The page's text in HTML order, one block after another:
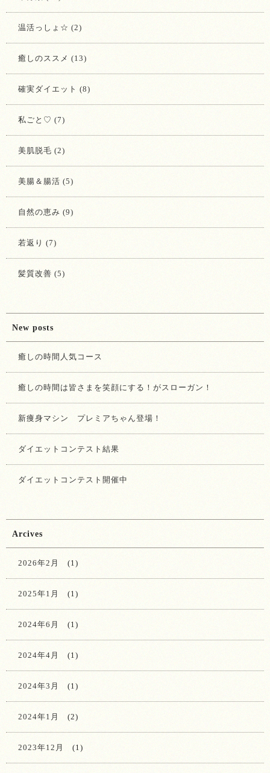
温活っしょ☆ (2)
癒しのススメ (13)
確実ダイエット (8)
私ごと♡ (7)
美肌脱毛 (2)
美腸＆腸活 (5)
自然の恵み (9)
若返り (7)
髪質改善 (5)
New posts
癒しの時間人気コース
癒しの時間は皆さまを笑顔にする！がスローガン！
新痩身マシン プレミアちゃん登場！
ダイエットコンテスト結果
ダイエットコンテスト開催中
Arcives
2026年2月 (1)
2025年1月 (1)
2024年6月 (1)
2024年4月 (1)
2024年3月 (1)
2024年1月 (2)
2023年12月 (1)